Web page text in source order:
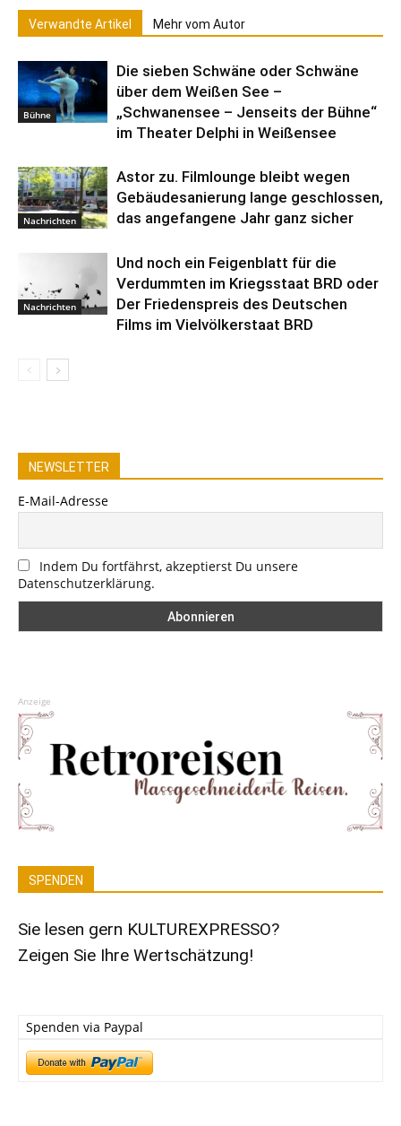
Verwandte Artikel Mehr vom Autor
Bühne
Die sieben Schwäne oder Schwäne
über dem Weißen See –
„Schwanensee – Jenseits der Bühne“
im Theater Delphi in Weißensee
Nachrichten
Astor zu. Filmlounge bleibt wegen
Gebäudesanierung lange geschlossen,
das angefangene Jahr ganz sicher
Nachrichten
Und noch ein Feigenblatt für die
Verdummten im Kriegsstaat BRD oder
Der Friedenspreis des Deutschen
Films im Vielvölkerstaat BRD
NEWSLETTER
E-Mail-Adresse
Indem Du fortfährst, akzeptierst Du unsere
Datenschutzerklärung.
Anzeige
SPENDEN
Sie lesen gern KULTUREXPRESSO?
Zeigen Sie Ihre Wertschätzung!
Spenden via Paypal